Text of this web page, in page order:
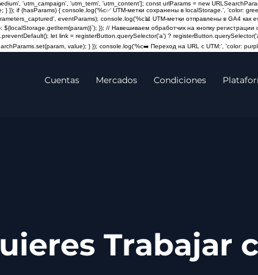
'utm_campaign', 'utm_term', 'utm_content']; const urlParams = new
} }); if (hasParams) { console.log('%c✅ UTM-метки сохранены в localStorage.', 'color:
eventParams); console.log('%c📊 UTM-метки отправлены в GA4
${localStorage.getItem(param)}`); }); // Навешиваем обработчик на кнопку
let link = registerButton.querySelector('a') ?
value); } }); console.log('%c➡️ Переход на URL с UTM:', 'color:
Cuentas Mercados Condiciones
Trabajar